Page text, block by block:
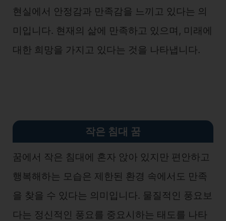
현실에서 안정감과 만족감을 느끼고 있다는 의
미입니다. 현재의 삶에 만족하고 있으며, 미래에
대한 희망을 가지고 있다는 것을 나타냅니다.
작은 침대 꿈
꿈에서 작은 침대에 혼자 앉아 있지만 편안하고
행복해하는 모습은 제한된 환경 속에서도 만족
을 찾을 수 있다는 의미입니다. 물질적인 풍요보
다는 정신적인 풍요를 중요시하는 태도를 나타